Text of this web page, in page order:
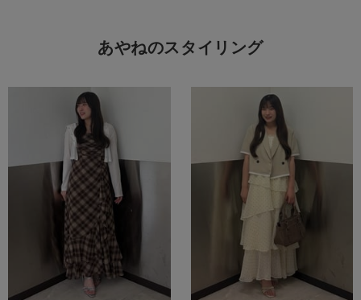
あやねのスタイリング